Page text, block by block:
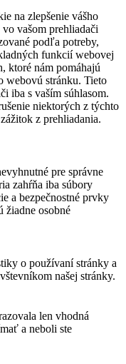
na zlepšenie vášho
vašom prehliadači
podľa potreby,
funkcií webovej
ktoré nám pomáhajú
webovú stránku. Tieto
iba s vaším súhlasom.
niektorých z týchto
z prehliadania.
pre správne
zahŕňa iba súbory
a bezpečnostné prvky
žiadne osobné
o používaní stránky a
našej stránky.
len vhodná
a neboli ste